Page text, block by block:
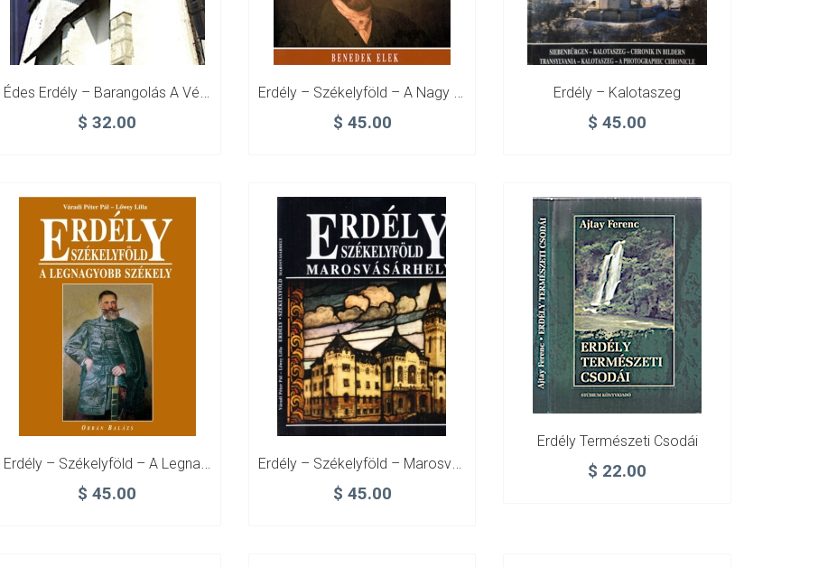
$ 32.00 $ 45.00
Erdély – Kalotaszeg
$ 45.00
$ 45.00
Erdély – Székelyföld – Marosvásárhely
$ 45.00
Erdély Természeti Csodái
$ 22.00